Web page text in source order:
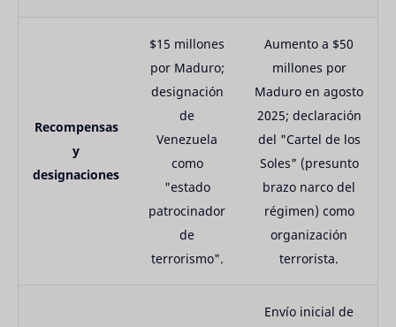
Recompensas
y
designaciones
$15 millones
por Maduro;
designación
de
Venezuela
como
"estado
patrocinador
de
terrorismo".
Aumento a $50
millones por
Maduro en agosto
2025; declaración
del "Cartel de los
Soles" (presunto
brazo narco del
régimen) como
organización
terrorista.
Envío inicial de